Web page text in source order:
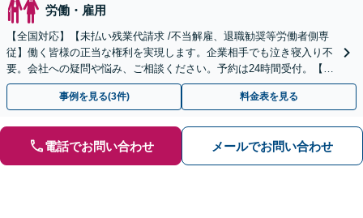
労働・雇用
【全国対応】【未払い残業代請求 /不当解雇、退職勧奨等労働者側専
従】働く皆様の正当な権利を実現します。企業相手でも泣き寝入り不
要。会社への疑問や悩み、ご相談ください。予約は24時間受付。【初
回面談無料】【夜間・休日対応可】
事例を見る(3件) 料金表を見る
電話でお問い合わせ メールでお問い合わせ